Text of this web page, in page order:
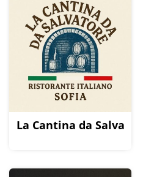
La Cantina da Salvatore